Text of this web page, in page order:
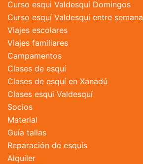
Curso esqui Valdesquí Domingos
Curso esquí Valdesquí entre semana
Viajes escolares
Viajes familiares
Campamentos
Clases de esquí
Clases de esquí en Xanadú
Clases esqui Valdesquí
Socios
Material
Guía tallas
Reparación de esquís
Alquiler